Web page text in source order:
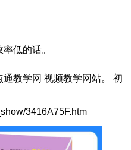
低的话。
教学网 视频教学网站。 初
3416A75F.htm